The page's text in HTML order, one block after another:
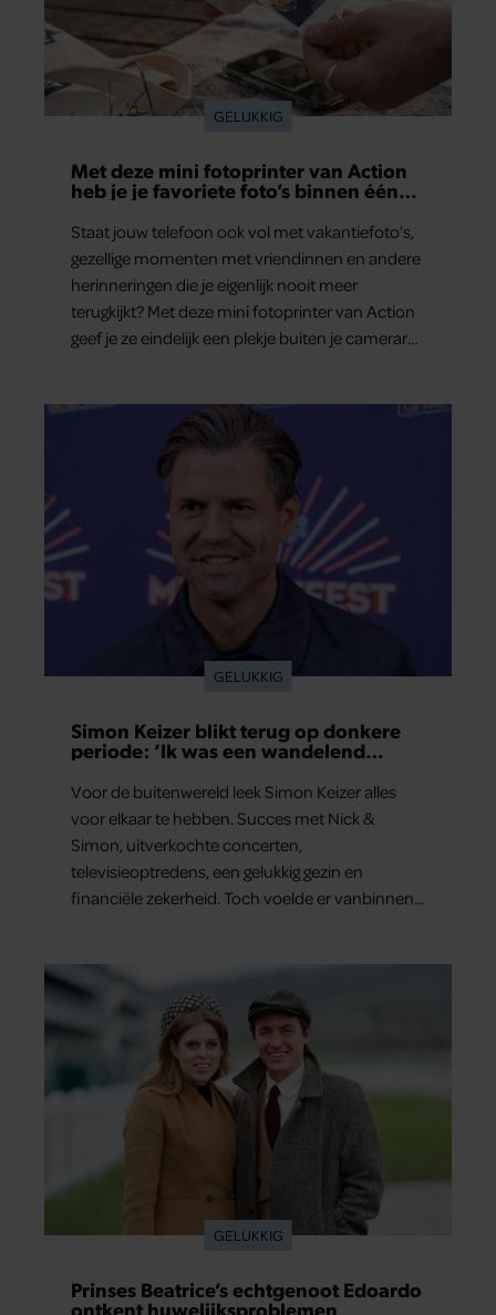
GELUKKIG
Met deze mini fotoprinter van Action
heb je je favoriete foto’s binnen één
Staat jouw telefoon ook vol met vakantiefoto’s,
gezellige momenten met vriendinnen en andere
herinneringen die je eigenlijk nooit meer
terugkijkt? Met deze mini fotoprinter van Action
geef je ze eindelijk een plekje buiten je camerarol.
GELUKKIG
Simon Keizer blikt terug op donkere
periode: ‘Ik was een wandelend
hoofd’
Voor de buitenwereld leek Simon Keizer alles
voor elkaar te hebben. Succes met Nick &
Simon, uitverkochte concerten,
televisieoptredens, een gelukkig gezin en
financiële zekerheid. Toch voelde er vanbinnen
verder van zijn gevoel verwijderd raakte.
GELUKKIG
Prinses Beatrice’s echtgenoot Edoardo
ontkent huwelijksproblemen